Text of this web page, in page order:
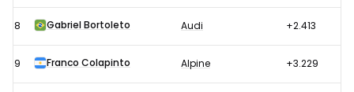
8 Gabriel Bortoleto Audi +2.413
9 Franco Colapinto Alpine +3.229